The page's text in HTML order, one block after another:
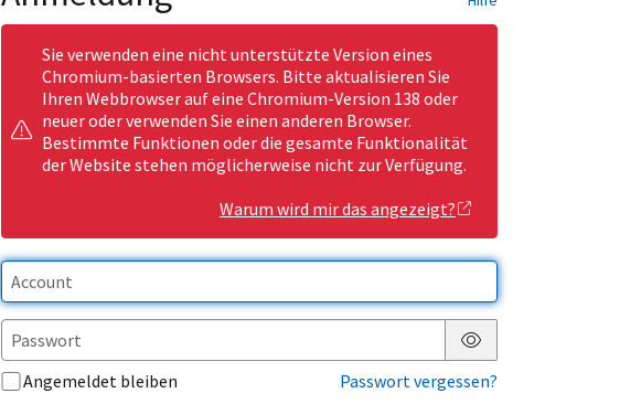
Sie verwenden eine nicht unterstützte Version eines
Chromium-basierten Browsers. Bitte aktualisieren Sie
Ihren Webbrowser auf eine Chromium-Version 138 oder
neuer oder verwenden Sie einen anderen Browser.
Bestimmte Funktionen oder die gesamte Funktionalität
der Website stehen möglicherweise nicht zur Verfügung.
Warum wird mir das angezeigt?
Passwort anzeigen
Angemeldet bleiben
Passwort vergessen?